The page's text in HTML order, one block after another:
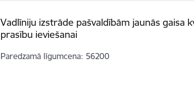
Vadlīniju izstrāde pašvaldībām jaunās gaisa
prasību ieviešanai
Paredzamā līgumcena 56200